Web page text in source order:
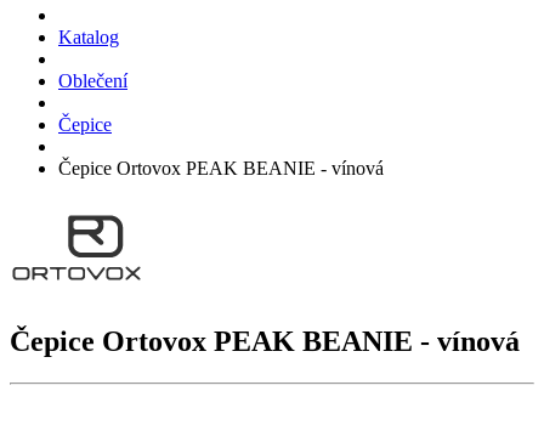
Katalog
Oblečení
Čepice
Čepice Ortovox PEAK BEANIE - vínová
Čepice Ortovox PEAK BEANIE - vínová